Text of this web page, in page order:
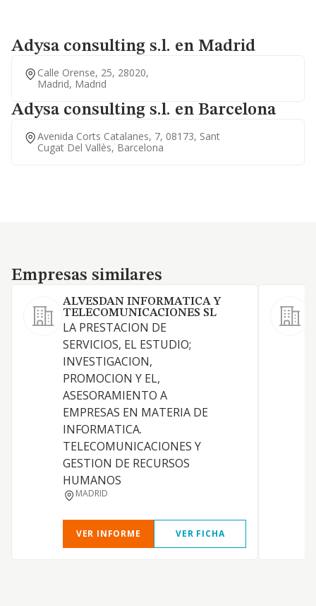
Adysa consulting s.l. en Madrid
Calle Orense, 25, 28020,
Madrid, Madrid
Adysa consulting s.l. en Barcelona
Avenida Corts Catalanes, 7, 08173, Sant
Cugat Del Vallès, Barcelona
Empresas similares
Empresas similares
ALVESDAN INFORMATICA Y
TELECOMUNICACIONES SL
LA PRESTACION DE
SERVICIOS, EL ESTUDIO;
INVESTIGACION,
PROMOCION Y EL,
ASESORAMIENTO A
EMPRESAS EN MATERIA DE
INFORMATICA.
TELECOMUNICACIONES Y
GESTION DE RECURSOS
HUMANOS
MADRID
VER INFORME VER FICHA